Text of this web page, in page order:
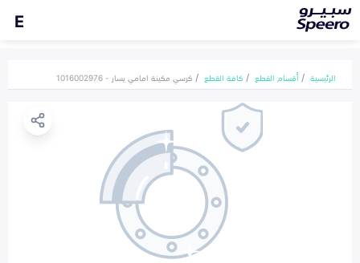
E
الرئيسية أقسام القطع كافة القطع كرسي مكينة امامي يسار - 1016002976